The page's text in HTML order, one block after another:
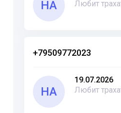
НА
Любит
+79509772023
НА
19.07.2026
Любит